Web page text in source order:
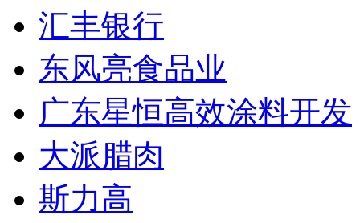
汇丰银行
东风亮食品业
广东星恒高效涂料开发
大派腊肉
斯力高